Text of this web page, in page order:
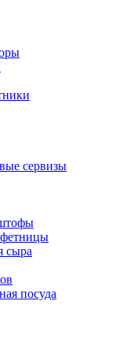
сервизы
сыра
посуда